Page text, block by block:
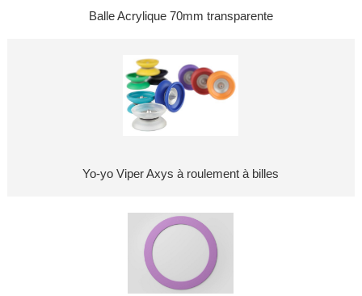
Balle Acrylique 70mm transparente
Yo-yo Viper Axys à roulement à billes